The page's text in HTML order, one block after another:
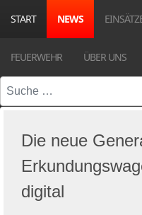
START NEWS
FEUERWEHR ÜBER UNS
Suchen
Die neue
digital